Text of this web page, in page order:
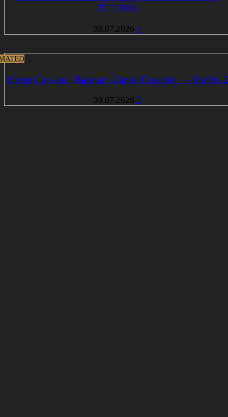
27.7.2026
30.07.2026 4
Erster Clip aus „Batman: Caped Crusader“ – Staffel 2
30.07.2026 8